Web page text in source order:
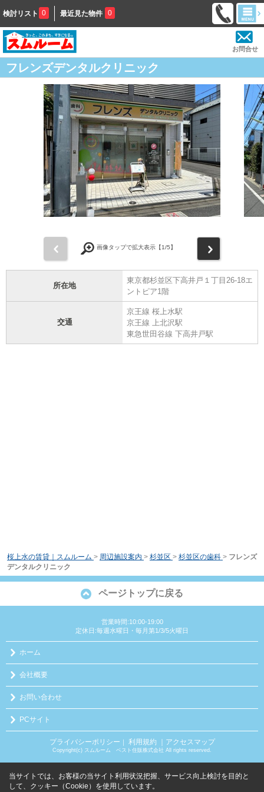
検討リスト 0 最近見た物件 0
お問合せ
フレンズデンタルクリニック
画像タップで拡大表示【1/5】
所在地
東京都杉並区下高井戸１丁目26-18エ
ントピア1階
交通
京王線 桜上水駅
京王線 上北沢駅
東急世田谷線 下高井戸駅
桜上水の賃貸｜スムルーム > 周辺施設案内 > 杉並区 > 杉並区の歯科 > フレンズ
デンタルクリニック
ページトップに戻る
営業時間:10:00-19:00
定休日:毎週水曜日・毎月第1/3/5火曜日
ホーム
会社概要
お問い合わせ
PCサイト
プライバシーポリシー ｜ 利用規約 ｜アクセスマップ
Copyright(c) スムルーム ベスト住販株式会社 All rights reserved.
当サイトでは、お客様の当サイト利用状況把握、サービス向上検討を目的と
して、クッキー（Cookie）を使用しています。